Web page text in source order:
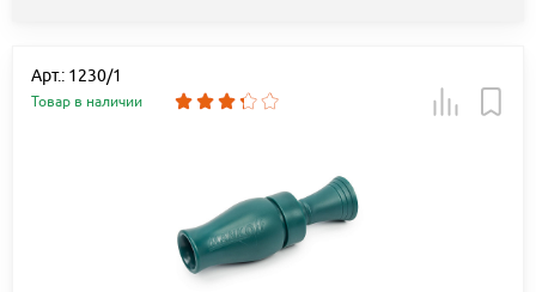
Арт.: 1230/1
Товар в наличии